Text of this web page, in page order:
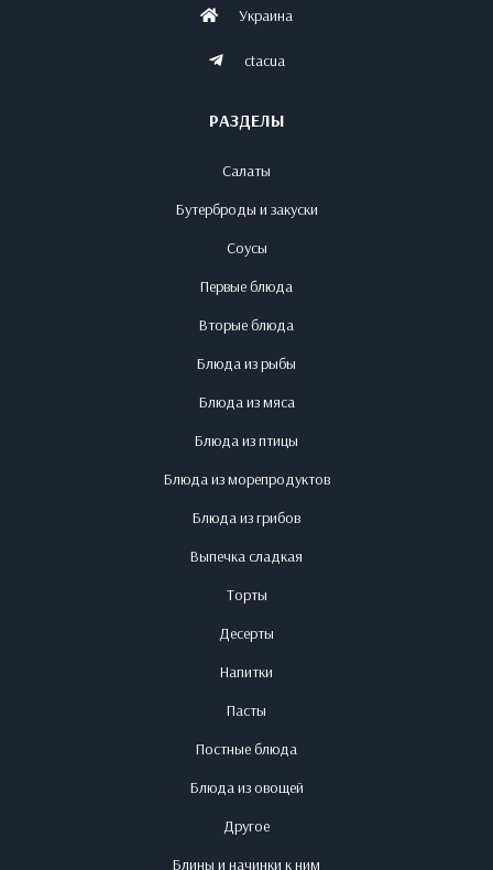
Украина
ctacua
РАЗДЕЛЫ
Салаты
Бутерброды и закуски
Соусы
Первые блюда
Вторые блюда
Блюда из рыбы
Блюда из мяса
Блюда из птицы
Блюда из морепродуктов
Блюда из грибов
Выпечка сладкая
Торты
Десерты
Напитки
Пасты
Постные блюда
Блюда из овощей
Другое
Блины и начинки к ним